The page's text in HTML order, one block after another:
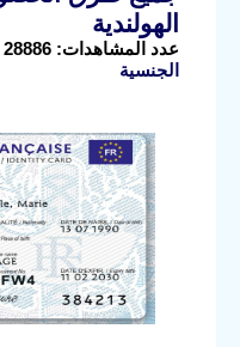
الهولندية
عدد المشاهدات: 28886 |
الجنسية